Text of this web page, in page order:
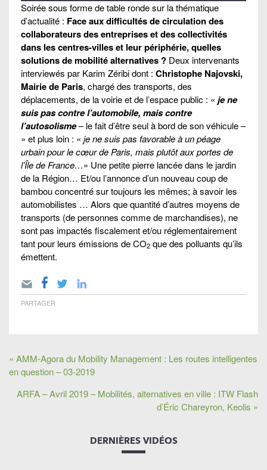
Soirée sous forme de table ronde sur la thématique
d’actualité : Face aux difficultés de circulation des
collaborateurs des entreprises et des collectivités
dans les centres-villes et leur périphérie, quelles
solutions de mobilité alternatives ? Deux intervenants
interviewés par Karim Zéribi dont : Christophe Najovski,
Mairie de Paris, chargé des transports, des
déplacements, de la voirie et de l’espace public : « je ne
suis pas contre l’automobile, mais contre
l’autosolisme– le fait d’être seul à bord de son véhicule –
» et plus loin : « je ne suis pas favorable à un péage
urbain pour le cœur de Paris, mais plutôt aux portes de
l’Île de France…» Une petite pierre lancée dans le jardin
de la Région… Et/ou l’annonce d’un nouveau coup de
bambou concentré sur toujours les mêmes; à savoir les
automobilistes … Alors que quantité d’autres moyens de
transports (de personnes comme de marchandises), ne
sont pas impactés fiscalement et/ou réglementairement
tant pour leurs émissions de CO2 que des polluants qu’ils
émettent.
PARTAGER
« AMM-Agora du Mobility Management : Les routes intelligentes
en question – 03-2019
ARFA – Avril 2019 – Mobilités, alternatives en ville : ITW Flash
d’Éric Chareyron, Keolis »
DERNIÈRES VIDÉOS